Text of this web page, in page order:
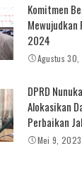
Komitmen
Mewujudkan
2024
Agustus
DPRD
Alokasikan
Perbaikan
Mei 9, 2023